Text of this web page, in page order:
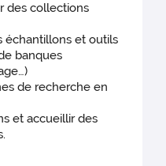
des collections
échantillons et outils
banques
de recherche en
et accueillir des